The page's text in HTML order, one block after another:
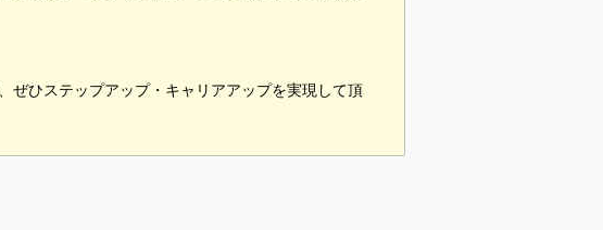
ぜひステップアップ・キャリアアップを実現して頂